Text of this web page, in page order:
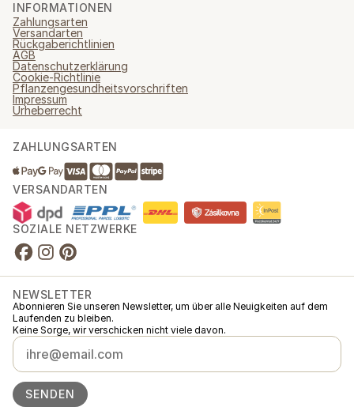
INFORMATIONEN
Zahlungsarten
Versandarten
Rückgaberichtlinien
AGB
Datenschutzerklärung
Cookie-Richtlinie
Pflanzengesundheitsvorschriften
Impressum
Urheberrecht
ZAHLUNGSARTEN
VERSANDARTEN
SOZIALE NETZWERKE
NEWSLETTER
Abonnieren Sie unseren Newsletter, um über alle Neuigkeiten auf dem
Laufenden zu bleiben.
Keine Sorge, wir verschicken nicht viele davon.
SENDEN